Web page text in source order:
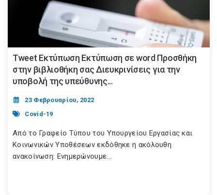
Tweet Εκτύπωση Εκτύπωση σε word Προσθήκη
στην βιβλιοθήκη σας Διευκρινίσεις για την
υποβολή της υπεύθυνης...
23 Φεβρουαρίου, 2022
Covid-19
Από το Γραφείο Τύπου του Υπουργείου Εργασίας και
Κοινωνικών Υποθέσεων εκδόθηκε η ακόλουθη
ανακοίνωση: Ενημερώνουμε...